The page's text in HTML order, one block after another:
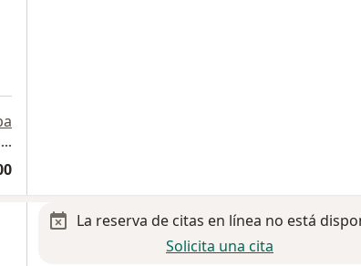
Dr. Hassan Beltran Urologo / Andrólogo -Centro de Especialidades Médicas
La reserva de citas en línea no está
Solicita una cita